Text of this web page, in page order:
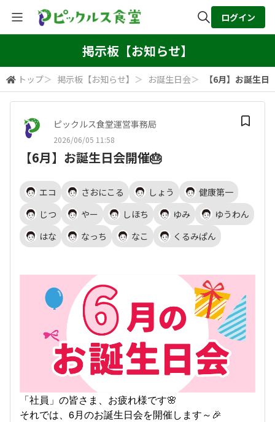
検索
ログイン
掲示板【お知らせ】
トップ＞ 掲示板【お知らせ】 ＞ お誕生日会＞ 【6月】お誕生日
ピックルス食堂運営事務局
2026/06/05 11:58
【6月】お誕生日会開催🎂
エコ さおにこる しょう
健康第一
じつ
やー しほち ゆみ
ゆうわん
はな
なっち なこ くるみぱん
「社員」の皆さま、お疲れ様です🌸
それでは、6月のお誕生日会を開催します～🎉